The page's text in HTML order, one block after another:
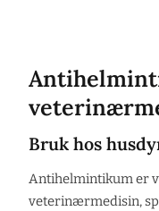
Bruk hos
Antihelmintikum er
veterinærmedisin,